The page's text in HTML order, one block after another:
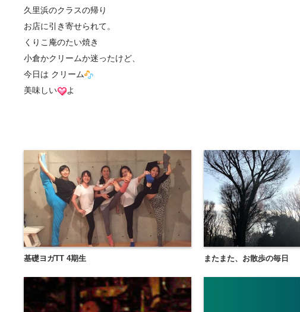
久里浜のクラスの帰り
お店に引き寄せられて。
くりこ庵のたい焼き
小倉かクリームか迷ったけど、
今日は クリーム
美味しい
よ
基礎ヨガTT 4期生 またまた、お散歩の毎日